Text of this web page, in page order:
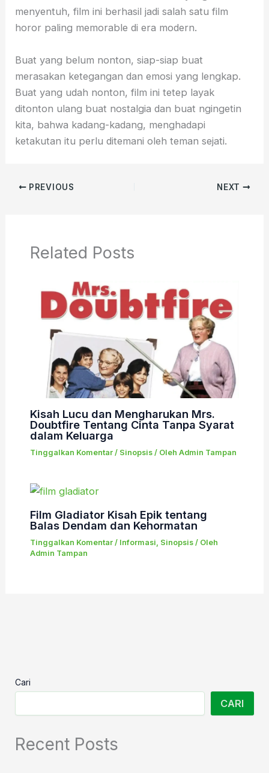
menyentuh, film ini berhasil jadi salah satu film
horor paling memorable di era modern.
Buat yang belum nonton, siap-siap buat
merasakan ketegangan dan emosi yang lengkap.
Buat yang udah nonton, film ini tetep layak
ditonton ulang buat nostalgia dan buat ngingetin
kita, bahwa kadang-kadang, menghadapi
ketakutan itu perlu ditemani oleh teman sejati.
PREVIOUS NEXT
Related Posts
Kisah Lucu dan Mengharukan Mrs.
Doubtfire Tentang Cinta Tanpa Syarat
dalam Keluarga
Tinggalkan Komentar / Sinopsis/ Oleh Admin Tampan
Film Gladiator Kisah Epik tentang
Balas Dendam dan Kehormatan
Tinggalkan Komentar / Informasi, Sinopsis/ Oleh
Admin Tampan
Cari
CARI
Recent Posts